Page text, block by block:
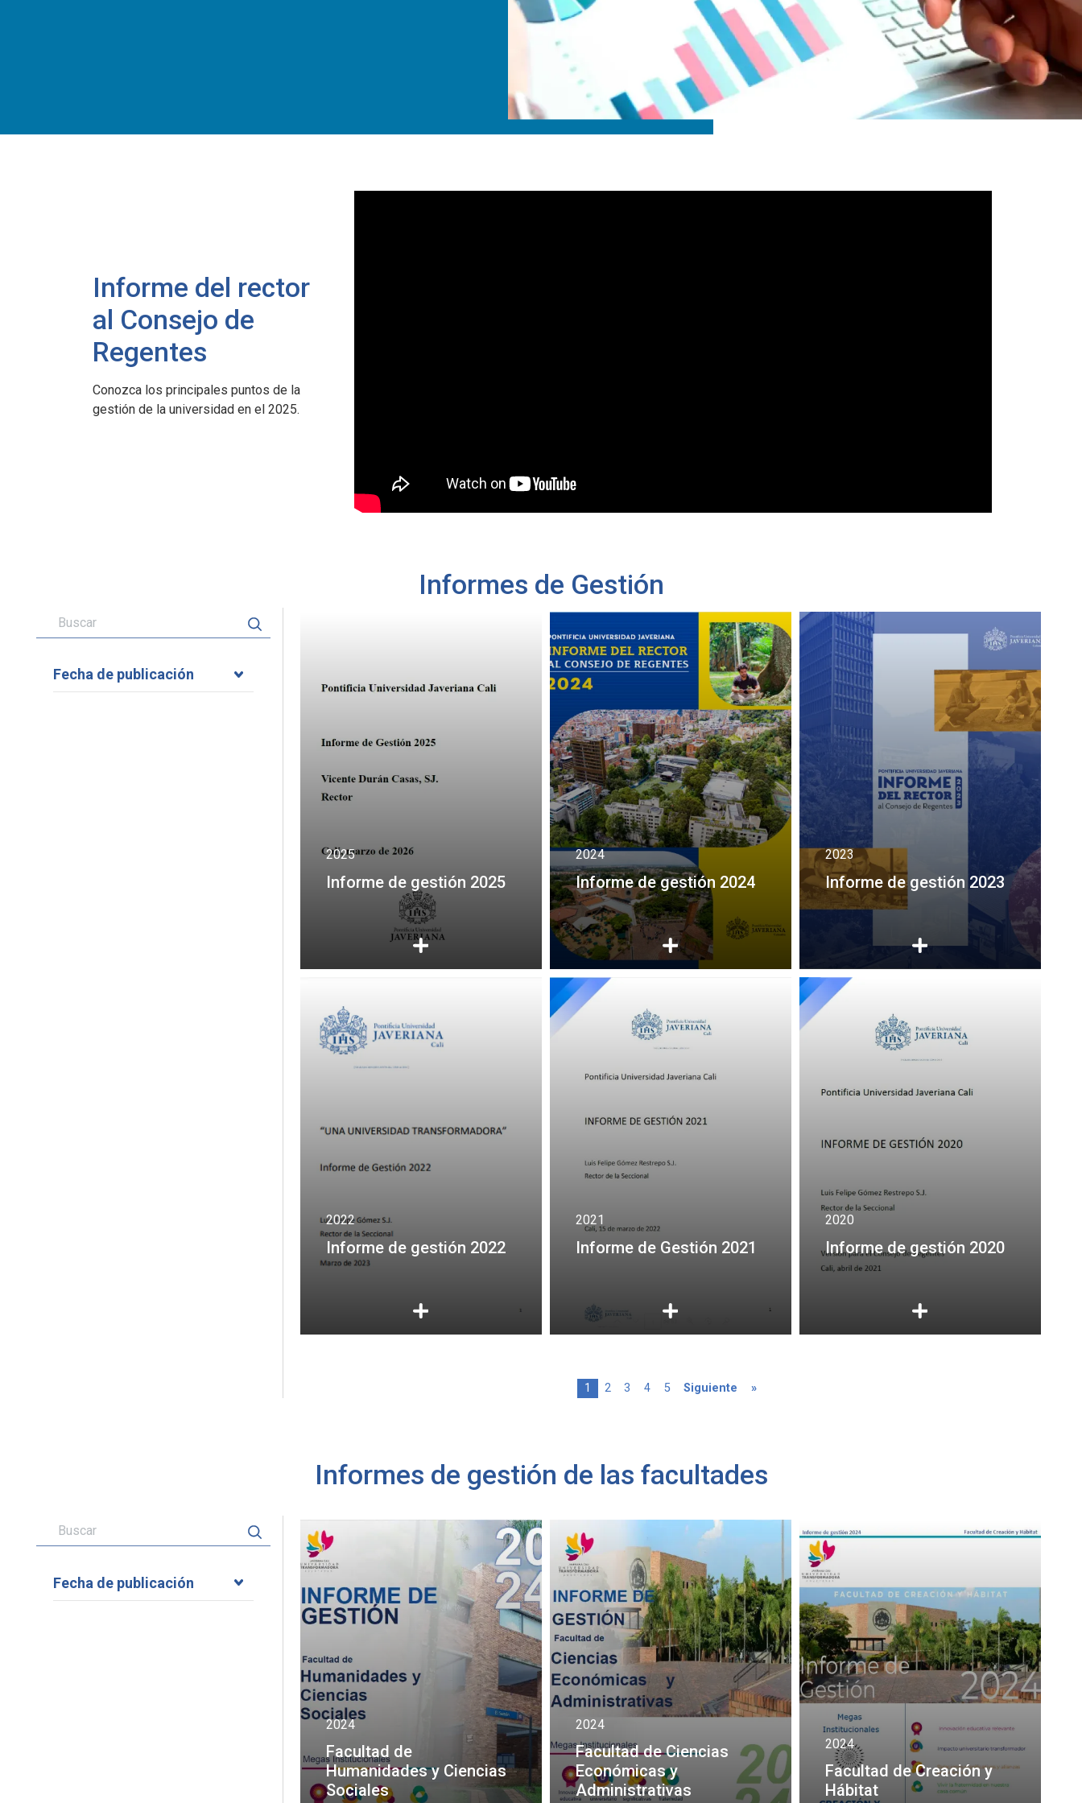
Informe del rector
al Consejo de
Regentes
Conozca los principales puntos de la
gestión de la universidad en el 2025.
Informes de Gestión
Fecha de publicación
2025
Informe de gestión 2025
2024
Informe de gestión 2024
2023
Informe de gestión 2023
2022
Informe de gestión 2022
2021
Informe de Gestión 2021
2020
Informe de gestión 2020
Página actual
1 Page
2 Page
3 Page
4 Page
5 Siguiente página
Siguiente Última página
»
Informes de gestión de las facultades
Fecha de publicación
2024
Facultad de
Humanidades y Ciencias
Sociales
2024
Facultad de Ciencias
Económicas y
Administrativas
2024
Facultad de Creación y
Hábitat